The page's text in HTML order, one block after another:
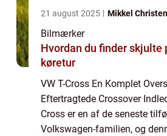
21 august 2025 Mikkel
Bilmærker
Hvordan du finder skjulte
køretur
VW T-Cross En Komplet
Eftertragtede Crossover
Cross er en af de seneste
Volkswagen-familien, og